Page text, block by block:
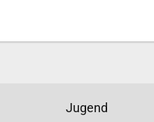
Jugend